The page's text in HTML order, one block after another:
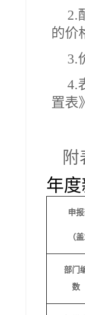
2.
的价
3.
4.
置表
附
年
申
（
部门
数